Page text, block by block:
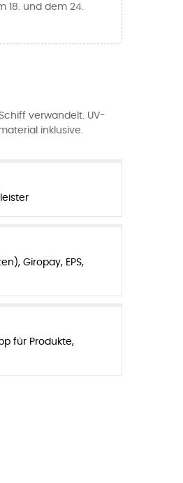
18. und dem 24.
verwandelt. UV-
inklusive.
Giropay, EPS,
für Produkte,